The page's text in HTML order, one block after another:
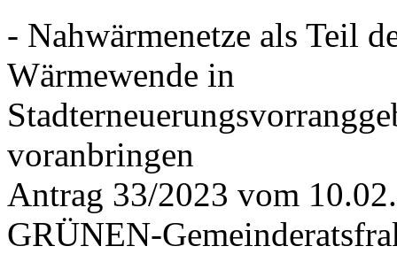
- Nahwärmenetze als Teil
Wärmewende in
voranbringen
Antrag 33/2023 vom
GRÜNEN-